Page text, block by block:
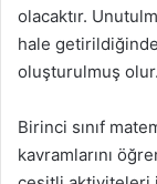
olacaktır.
hale
oluşturulmuş olur.
Birinci sınıf
kavramlarını